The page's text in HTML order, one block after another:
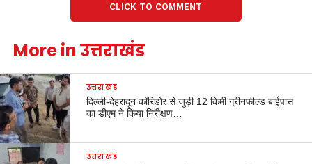
CLICK TO COMMENT
More in उत्तराखंड
उत्तराखंड
दिल्ली-देहरादून कॉरिडोर से जुड़ी 12 किमी ग्रीनफील्ड बाईपास
का डीएम ने किया निरीक्षण…
उत्तराखंड